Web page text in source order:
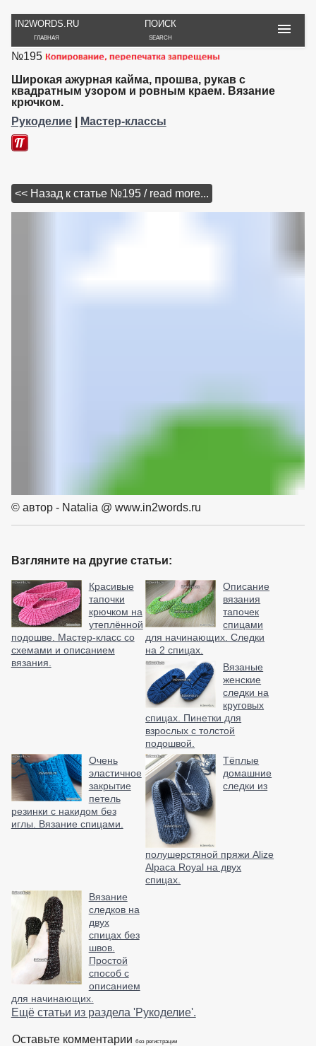
IN2WORDS.RU
ГЛАВНАЯ
ПОИСК
SEARCH
РУКОДЕЛИЕ ТОВАРЫ ПУТЕШЕСТВИЯ
ИГРЫ
И ИГРУШКИ
ОБОИ
№195
Широкая ажурная кайма, прошва, рукав с
квадратным узором и ровным краем. Вязание
крючком.
Рукоделие| Мастер-классы
<< Назад к статье №195 / read more...
© автор - Natalia @ www.in2words.ru
Взгляните на другие статьи:
Красивые
тапочки
крючком на
утеплённой
подошве. Мастер-класс со
схемами и описанием
вязания.
Описание
вязания
тапочек
спицами
для начинающих. Следки
на 2 спицах.
Вязаные
женские
следки на
круговых
спицах. Пинетки для
взрослых с толстой
подошвой.
Очень
эластичное
закрытие
петель
резинки с накидом без
иглы. Вязание спицами.
Тёплые
домашние
следки из
полушерстяной пряжи Alize
Alpaca Royal на двух
спицах.
Вязание
следков на
двух
спицах без
швов.
Простой
способ с
описанием
для начинающих.
Ещё статьи из раздела 'Рукоделие'.
Оставьте комментарии без регистрации